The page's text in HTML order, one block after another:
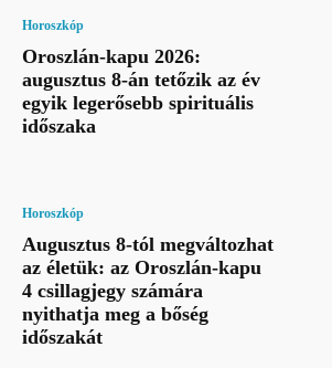
Horoszkóp
Oroszlán-kapu 2026:
augusztus 8-án tetőzik az év
egyik legerősebb spirituális
időszaka
Horoszkóp
Augusztus 8-tól megváltozhat
az életük: az Oroszlán-kapu
4 csillagjegy számára
nyithatja meg a bőség
időszakát